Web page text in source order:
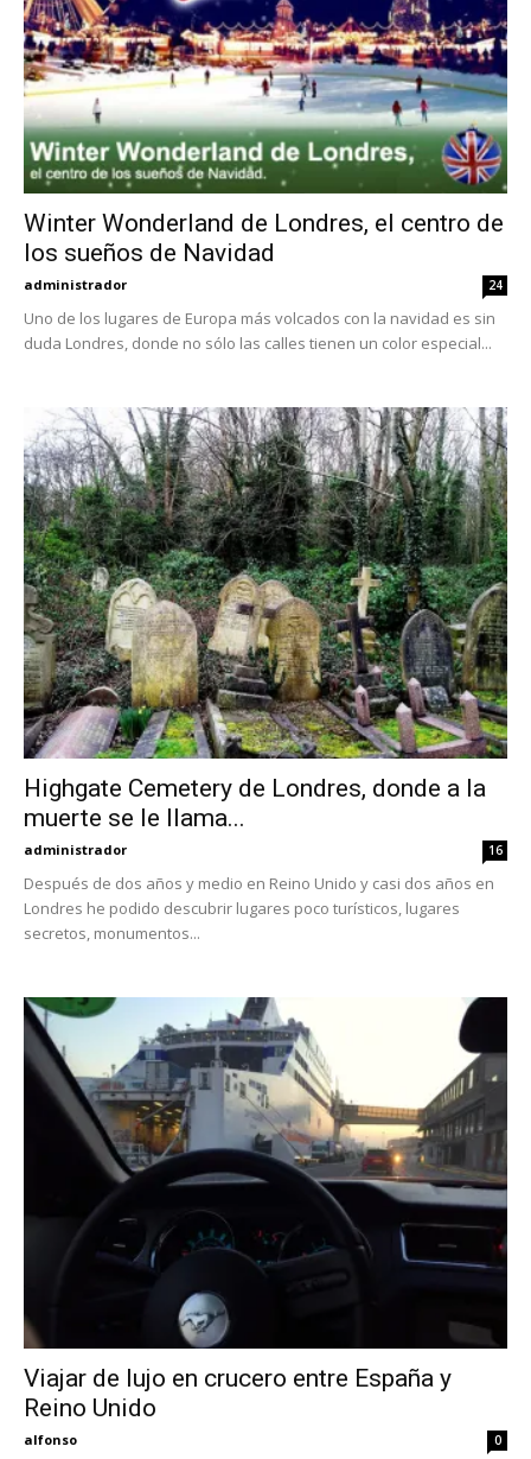
Winter Wonderland de Londres, el centro de
los sueños de Navidad
administrador 24
Uno de los lugares de Europa más volcados con la navidad es sin
duda Londres, donde no sólo las calles tienen un color especial...
Highgate Cemetery de Londres, donde a la
muerte se le llama...
administrador 16
Después de dos años y medio en Reino Unido y casi dos años en
Londres he podido descubrir lugares poco turísticos, lugares
secretos, monumentos...
Viajar de lujo en crucero entre España y
Reino Unido
alfonso 0